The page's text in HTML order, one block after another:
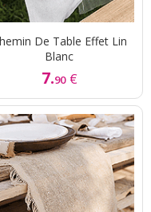
De Table Effet Lin
Blanc
7.90 €